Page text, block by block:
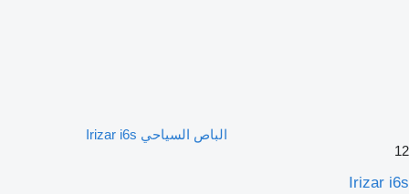
الباص السياحي Irizar i6s
12
Irizar i6s